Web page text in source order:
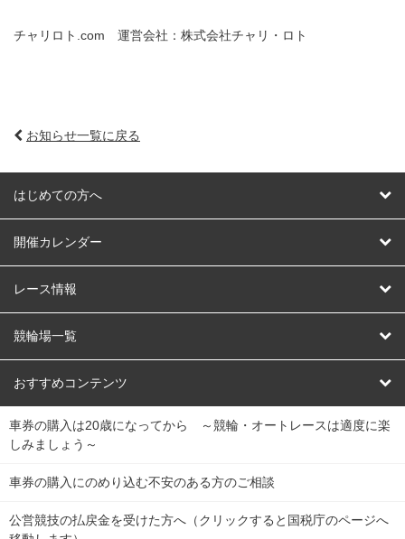
チャリロト.com 運営会社：株式会社チャリ・ロト
お知らせ一覧に戻る
はじめての方へ
はじめての方へ
開催カレンダー
競輪
オートレース
競輪くじ
Dokanto!
チャリロトプラザ
レース情報
レース予想
レース結果
キャリーオーバー一覧
競輪場一覧
北日本 函館競輪場
関
東
弥彦競輪場 前橋競輪場 取手競輪場 宇都宮競輪場
関
おすすめコンテンツ
競輪選手情報
Perfecta Navi
netkeirin
車券の購入は20歳になってから ～競輪・オートレースは適度に楽
しみましょう～
車券の購入にのめり込む不安のある方のご相談
公営競技の払戻金を受けた方へ（クリックすると国税庁のページへ